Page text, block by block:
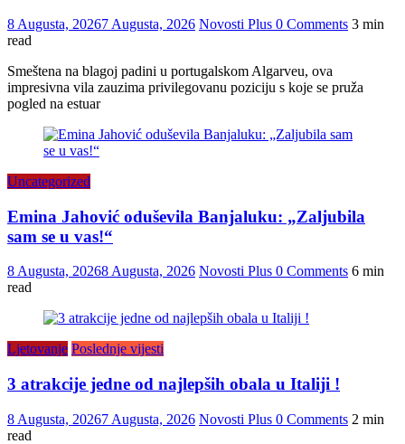
8 Augusta, 20267 Augusta, 2026 Novosti Plus 0 Comments 3 min
read
Smeštena na blagoj padini u portugalskom Algarveu, ova
impresivna vila zauzima privilegovanu poziciju s koje se pruža
pogled na estuar
Uncategorized
Emina Jahović oduševila Banjaluku: „Zaljubila
sam se u vas!“
8 Augusta, 20268 Augusta, 2026 Novosti Plus 0 Comments 6 min
read
Ljetovanje Poslednje vijesti
3 atrakcije jedne od najlepših obala u Italiji !
8 Augusta, 20267 Augusta, 2026 Novosti Plus 0 Comments 2 min
read